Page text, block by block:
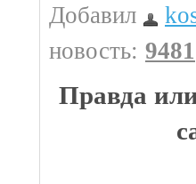
Добавил
новость: 9481
Правда